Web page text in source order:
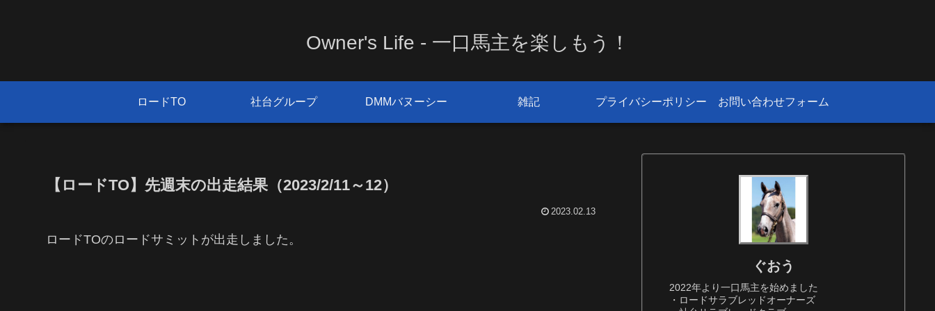
Owner's Life - 一口馬主を楽しもう！
ロードTO 社台グループ DMMバヌーシー 雑記 プライバシーポリシー お問い合わせフォーム
【ロードTO】先週末の出走結果（2023/2/11～12）
2023.02.13
ロードTOのロードサミットが出走しました。
ぐおう
2022年より一口馬主を始めました
・ロードサラブレッドオーナーズ